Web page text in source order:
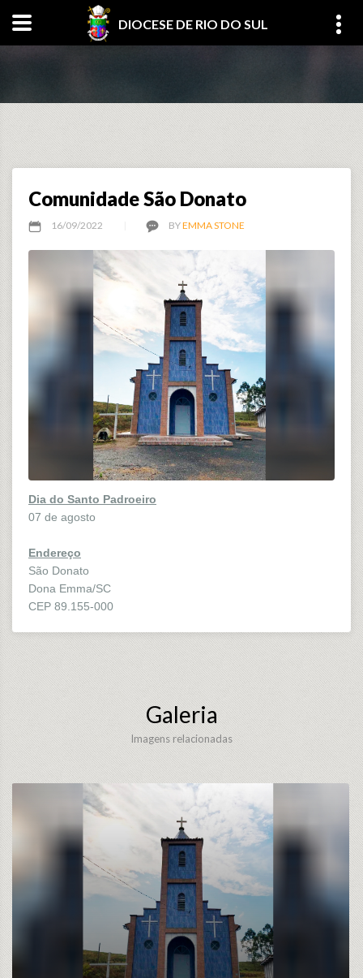
DIOCESE DE RIO DO SUL
Comunidade São Donato
16/09/2022 BYEMMA STONE
Dia do Santo Padroeiro
07 de agosto
Endereço
São Donato
Dona Emma/SC
CEP 89.155-000
Galeria
Imagens relacionadas